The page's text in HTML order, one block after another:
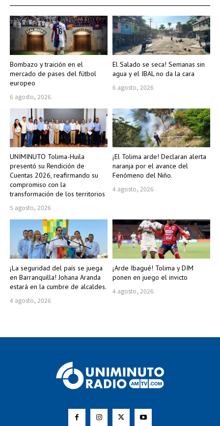
Bombazo y traición en el
mercado de pases del fútbol
europeo
6 agosto, 2026
El Salado se seca! Semanas sin
agua y el IBAL no da la cara
6 agosto, 2026
UNIMINUTO Tolima-Huila
presentó su Rendición de
Cuentas 2026, reafirmando su
compromiso con la
transformación de los territorios
5 agosto, 2026
¡El Tolima arde! Declaran alerta
naranja por el avance del
Fenómeno del Niño.
4 agosto, 2026
¡La seguridad del país se juega
en Barranquilla! Johana Aranda
estará en la cumbre de alcaldes.
4 agosto, 2026
¡Arde Ibagué! Tolima y DIM
ponen en juego el invicto
4 agosto, 2026